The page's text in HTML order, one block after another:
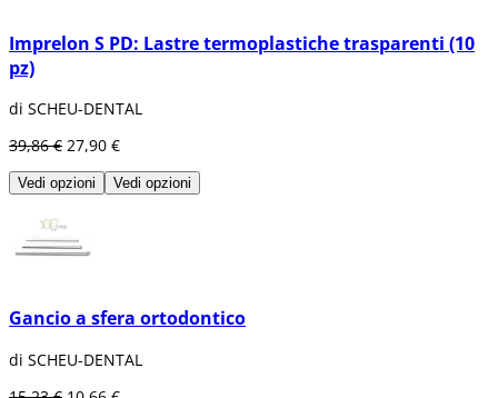
Imprelon S PD: Lastre termoplastiche trasparenti (10
pz)
di SCHEU-DENTAL
39,86 € 27,90 €
Vedi opzioni Vedi opzioni
Gancio a sfera ortodontico
di SCHEU-DENTAL